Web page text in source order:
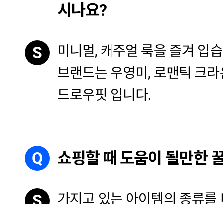
시나요?
S
미니멀, 캐주얼 룩을 즐겨 입
브랜드는 우영미, 로맨틱 크
드로우핏 입니다.
Q 쇼핑할 때 도움이 될만한
가지고 있는 아이템의 종류를